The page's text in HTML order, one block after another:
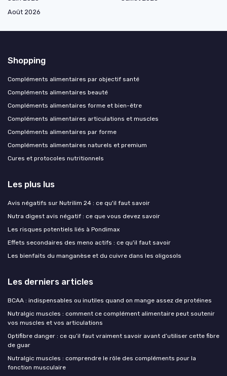
Août 2026
Shopping
Compléments alimentaires par objectif santé
Compléments alimentaires beauté
Compléments alimentaires forme et bien-être
Compléments alimentaires articulations et muscles
Compléments alimentaires par forme
Compléments alimentaires naturels et premium
Cures et protocoles nutritionnels
Les plus lus
Avis négatifs sur Nutrilim 24 : ce qu'il faut savoir
Nutra digest avis négatif : ce que vous devez savoir
Les risques potentiels liés à Pondimax
Effets secondaires des meno actifs : ce qu'il faut savoir
Les bienfaits du manganèse et du cuivre dans les oligosols
Les derniers articles
BCAA : indispensables ou inutiles quand on mange assez de protéines
Nutralgic muscles : comment ce complément alimentaire peut soutenir
vos muscles et vos articulations
Optifibre danger : ce qu’il faut vraiment savoir avant d’utiliser cette fibre
de guar
Nutralgic muscles : comprendre le rôle des compléments pour la
fonction musculaire